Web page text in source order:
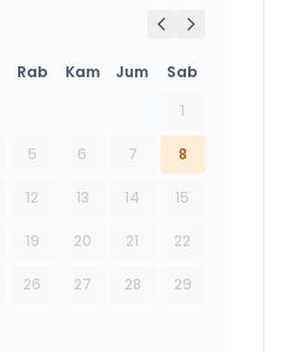
Rab Kam Jum
Sab
1
5 6 7 8
12 13 14 15
19 20 21 22
26 27 28 29